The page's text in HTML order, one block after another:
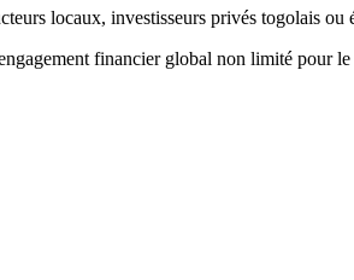
locaux, investisseurs privés togolais ou
financier global non limité pour